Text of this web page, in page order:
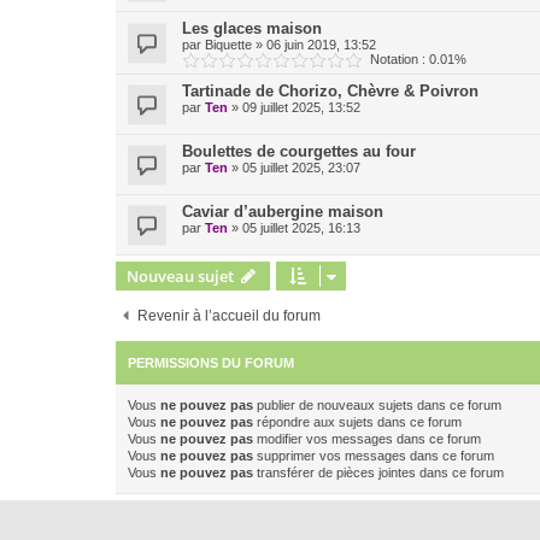
Les glaces maison
par Biquette » 06 juin 2019, 13:52
Notation : 0.01%
Tartinade de Chorizo, Chèvre & Poivron
par Ten » 09 juillet 2025, 13:52
Boulettes de courgettes au four
par Ten » 05 juillet 2025, 23:07
Caviar d’aubergine maison
par Ten » 05 juillet 2025, 16:13
Nouveau sujet
Revenir à l’accueil du forum
PERMISSIONS DU FORUM
Vous ne pouvez pas publier de nouveaux sujets dans ce forum
Vous ne pouvez pas répondre aux sujets dans ce forum
Vous ne pouvez pas modifier vos messages dans ce forum
Vous ne pouvez pas supprimer vos messages dans ce forum
Vous ne pouvez pas transférer de pièces jointes dans ce forum